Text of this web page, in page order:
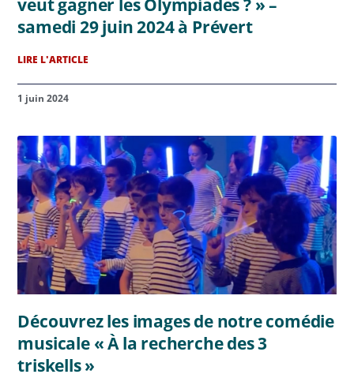
veut gagner les Olympiades ? » –
samedi 29 juin 2024 à Prévert
LIRE L'ARTICLE
1 juin 2024
Découvrez les images de notre comédie
musicale « À la recherche des 3
triskells »